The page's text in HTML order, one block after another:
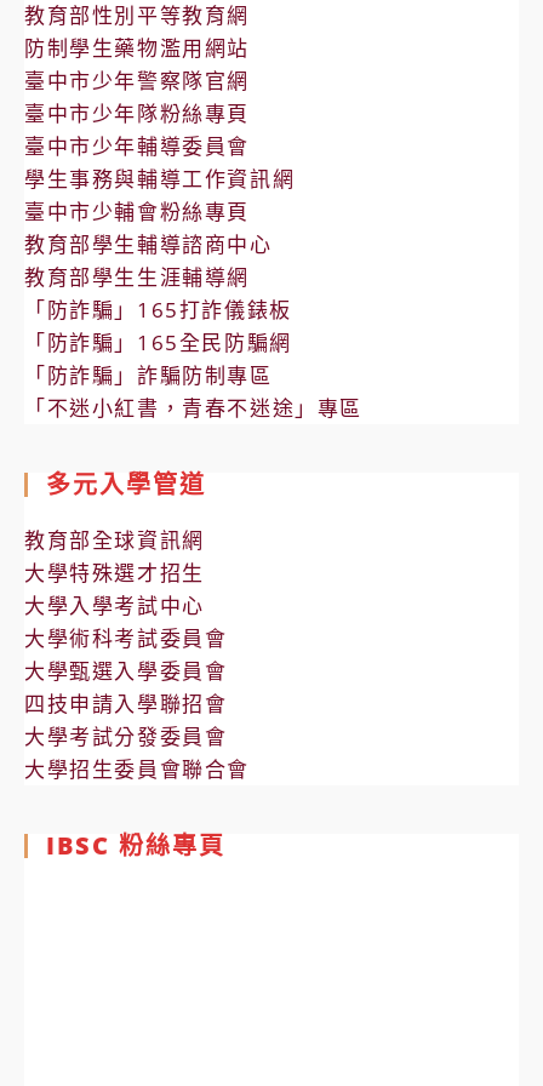
教育部性別平等教育網
防制學生藥物濫用網站
臺中市少年警察隊官網
臺中市少年隊粉絲專頁
臺中市少年輔導委員會
學生事務與輔導工作資訊網
臺中市少輔會粉絲專頁
教育部學生輔導諮商中心
教育部學生生涯輔導網
「防詐騙」165打詐儀錶板
「防詐騙」165全民防騙網
「防詐騙」詐騙防制專區
「不迷小紅書，青春不迷途」專區
多元入學管道
教育部全球資訊網
大學特殊選才招生
大學入學考試中心
大學術科考試委員會
大學甄選入學委員會
四技申請入學聯招會
大學考試分發委員會
大學招生委員會聯合會
IBSC 粉絲專頁